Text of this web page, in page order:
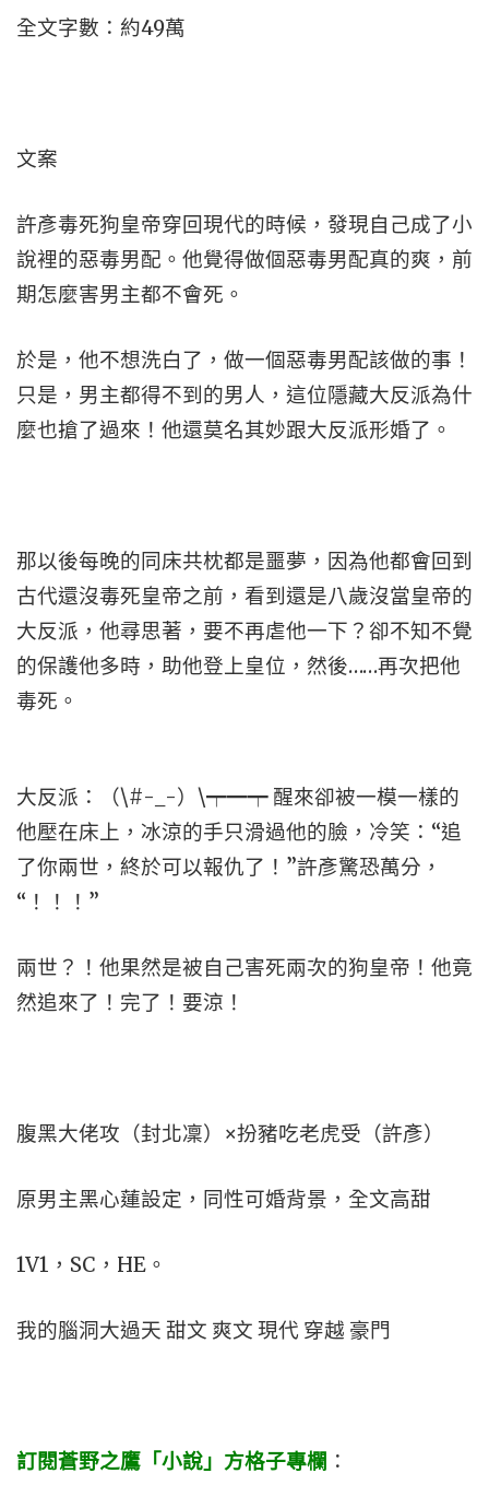
全文字數：約49萬
文案
許彥毒死狗皇帝穿回現代的時候，發現自己成了小
說裡的惡毒男配。他覺得做個惡毒男配真的爽，前
期怎麼害男主都不會死。
於是，他不想洗白了，做一個惡毒男配該做的事！
只是，男主都得不到的男人，這位隱藏大反派為什
麼也搶了過來！他還莫名其妙跟大反派形婚了。
那以後每晚的同床共枕都是噩夢，因為他都會回到
古代還沒毒死皇帝之前，看到還是八歲沒當皇帝的
大反派，他尋思著，要不再虐他一下？卻不知不覺
的保護他多時，助他登上皇位，然後……再次把他
毒死。
大反派：（\#-_-）\┯━┯ 醒來卻被一模一樣的
他壓在床上，冰涼的手只滑過他的臉，冷笑：“追
了你兩世，終於可以報仇了！”許彥驚恐萬分，
“！！！”
兩世？！他果然是被自己害死兩次的狗皇帝！他竟
然追來了！完了！要涼！
腹黑大佬攻（封北凜）×扮豬吃老虎受（許彥）
原男主黑心蓮設定，同性可婚背景，全文高甜
1V1，SC，HE。
我的腦洞大過天 甜文 爽文 現代 穿越 豪門
訂閱蒼野之鷹「小說」方格子專欄 ：